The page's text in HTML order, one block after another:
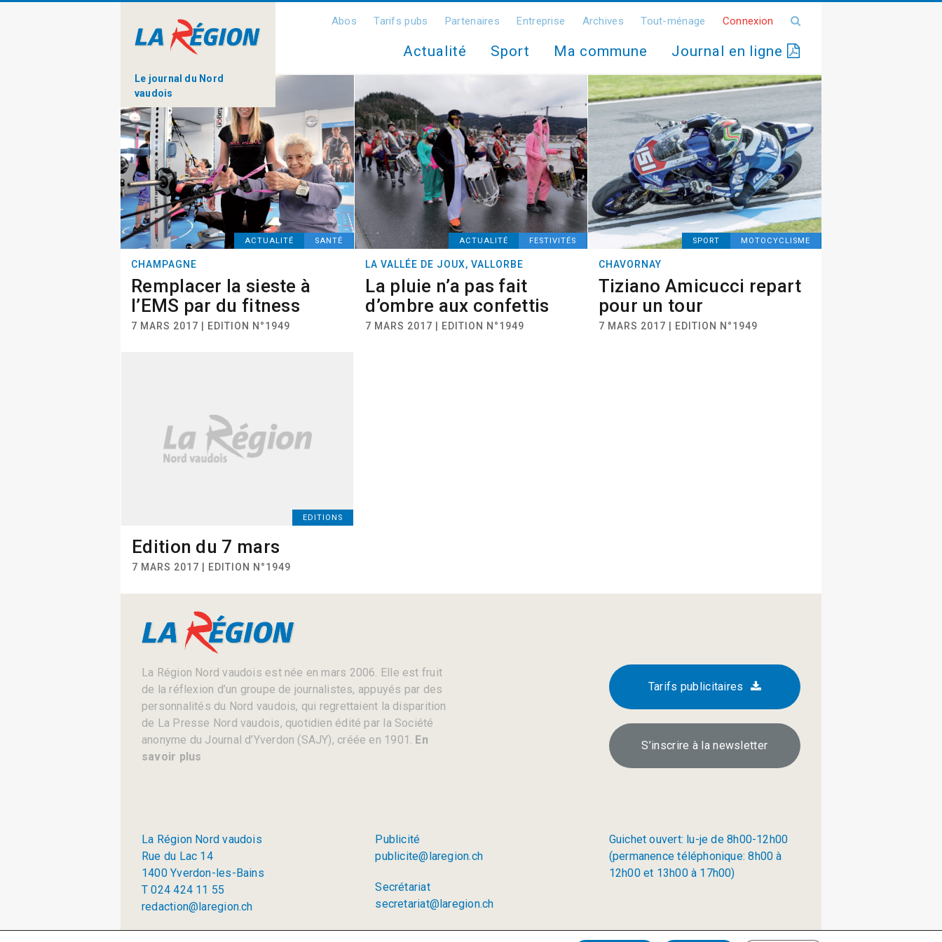
Le journal du Nord
vaudois
Abos Tarifs pubs Partenaires Entreprise Archives Tout-ménage Connexion
Actualité Sport Ma commune Journal en ligne
ACTUALITÉ SANTÉ
CHAMPAGNE
Remplacer la sieste à
l’EMS par du fitness
7 MARS 2017 | EDITION N°1949
ACTUALITÉ FESTIVITÉS
LA VALLÉE DE JOUX, VALLORBE
La pluie n’a pas fait
d’ombre aux confettis
7 MARS 2017 | EDITION N°1949
SPORT MOTOCYCLISME
CHAVORNAY
Tiziano Amicucci repart
pour un tour
7 MARS 2017 | EDITION N°1949
EDITIONS
Edition du 7 mars
7 MARS 2017 | EDITION N°1949
La Région Nord vaudois est née en mars 2006. Elle est fruit
de la réflexion d’un groupe de journalistes, appuyés par des
personnalités du Nord vaudois, qui regrettaient la disparition
de La Presse Nord vaudois, quotidien édité par la Société
anonyme du Journal d’Yverdon (SAJY), créée en 1901. En
savoir plus
Tarifs publicitaires
S’inscrire à la newsletter
La Région Nord vaudois
Rue du Lac 14
1400 Yverdon-les-Bains
T 024 424 11 55
redaction@laregion.ch
Publicité
publicite@laregion.ch
Secrétariat
secretariat@laregion.ch
Guichet ouvert: lu-je de 8h00-12h00
(permanence téléphonique: 8h00 à
12h00 et 13h00 à 17h00)
Politique de confidentialité